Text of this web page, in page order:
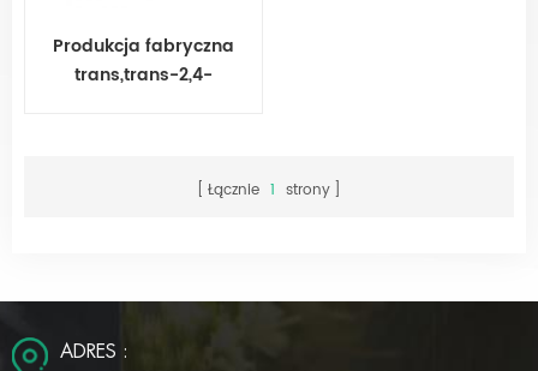
Produkcja fabryczna
trans,trans-2,4-
Łącznie 1 strony
ADRES :